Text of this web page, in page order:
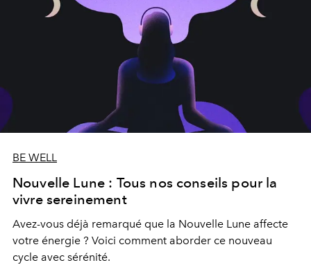
BE WELL
Nouvelle Lune : Tous nos conseils pour la
vivre sereinement
Avez-vous déjà remarqué que la Nouvelle Lune affecte
votre énergie ? Voici comment aborder ce nouveau
cycle avec sérénité.